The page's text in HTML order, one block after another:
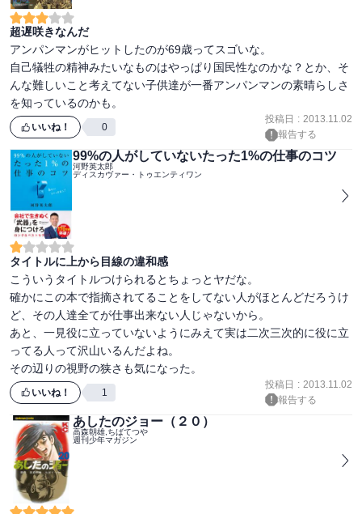
超遅咲きなんだ
アンパンマンがヒットしたのが69歳ってスゴいな。
自己犠牲の精神みたいなものはやっぱり国民性なのかな？とか、そ
んな難しいこと考えてない子供達が一番アンパンマンの素晴らしさ
を知っているのかも。
いいね！ 0
投稿日 : 2013.11.02
報告する
99%の人がしていないたった1%の仕事のコツ
河野英太郎
ディスカヴァー・トゥエンティワン
タイトルに上から目線の違和感
こういうタイトルつけられるとちょっとヤだな。
確かにこの本で指摘されてることをしてない人がほとんどだろうけ
ど、その人達全てが仕事出来ない人じゃないから。
あと、一見役に立っていないようにみえて実は二次三次的に役に立
ってる人って沢山いるんだよね。
その辺りの視野の狭さも気になった。
いいね！ 1
投稿日 : 2013.11.02
報告する
あしたのジョー（２０）
高森朝雄,ちばてつや
週刊少年マガジン